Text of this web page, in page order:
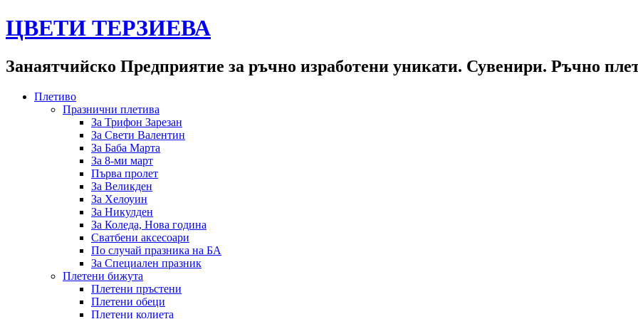
ЦВЕТИ ТЕРЗИЕВА
Занаятчийско Предприятие за ръчно изработени уникати. Сувенири. Ръчно
Плетиво
Празнични плетива
За Трифон Зарезан
За Свети Валентин
За Баба Марта
За 8-ми март
Първа пролет
За Великден
За Хелоуин
За Никулден
За Коледа, Нова година
Сватбени аксесоари
По случай празника на БА
За Специален празник
Плетени бижута
Плетени пръстени
Плетени обeци
Плетени колиета